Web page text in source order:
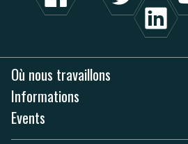
Où nous travaillons
Informations
Events